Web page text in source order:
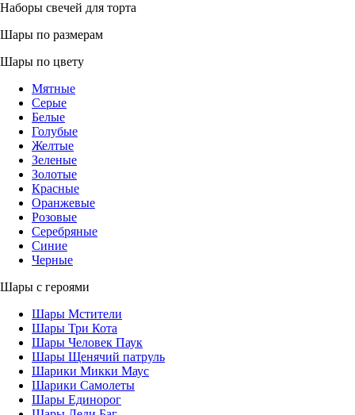
Наборы свечей для торта
Шары по размерам
Шары по цвету
Мятные
Серые
Белые
Голубые
Желтые
Зеленые
Золотые
Красные
Оранжевые
Розовые
Серебряные
Синие
Черные
Шары с героями
Шары Мстители
Шары Три Кота
Шары Человек Паук
Шары Щенячий патруль
Шарики Микки Маус
Шарики Самолеты
Шары Единорог